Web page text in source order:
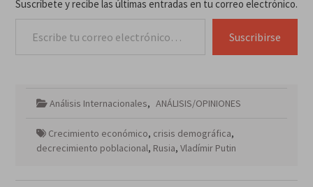
Suscríbete y recibe las últimas entradas en tu correo electrónico.
Suscribirse
Análisis Internacionales, ANÁLISIS/OPINIONES
Crecimiento económico, crisis demográfica,
decrecimiento poblacional, Rusia, Vladímir Putin